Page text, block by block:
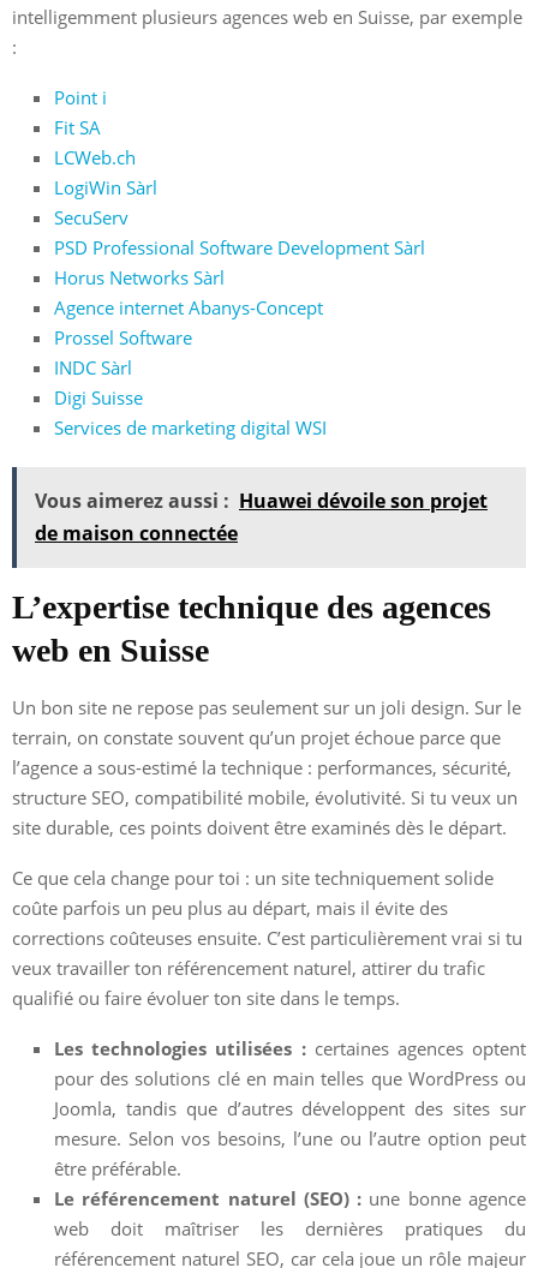
intelligemment plusieurs agences web en Suisse, par exemple
:
Point i
Fit SA
LCWeb.ch
LogiWin Sàrl
SecuServ
PSD Professional Software Development Sàrl
Horus Networks Sàrl
Agence internet Abanys-Concept
Prossel Software
INDC Sàrl
Digi Suisse
Services de marketing digital WSI
Vous aimerez aussi : Huawei dévoile son projet
de maison connectée
L’expertise technique des agences
web en Suisse
Un bon site ne repose pas seulement sur un joli design. Sur le
terrain, on constate souvent qu’un projet échoue parce que
l’agence a sous-estimé la technique : performances, sécurité,
structure SEO, compatibilité mobile, évolutivité. Si tu veux un
site durable, ces points doivent être examinés dès le départ.
Ce que cela change pour toi : un site techniquement solide
coûte parfois un peu plus au départ, mais il évite des
corrections coûteuses ensuite. C’est particulièrement vrai si tu
veux travailler ton référencement naturel, attirer du trafic
qualifié ou faire évoluer ton site dans le temps.
Les technologies utilisées :certaines agences optent
pour des solutions clé en main telles que WordPress ou
Joomla, tandis que d’autres développent des sites sur
mesure. Selon vos besoins, l’une ou l’autre option peut
être préférable.
Le référencement naturel (SEO) : une bonne agence
web doit maîtriser les dernières pratiques du
référencement naturel SEO, car cela joue un rôle majeur